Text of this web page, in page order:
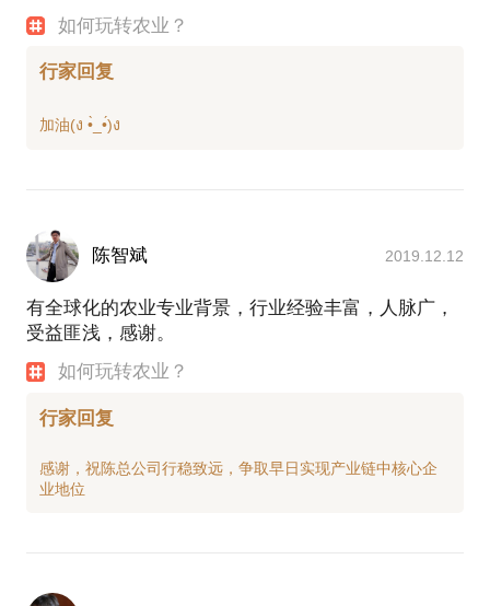
如何玩转农业？
行家回复
陈智斌 2019.12.12
有全球化的农业专业背景，行业经验丰富，人脉广，
受益匪浅，感谢。
如何玩转农业？
行家回复
感谢，祝陈总公司行稳致远，争取早日实现产业链中核心企